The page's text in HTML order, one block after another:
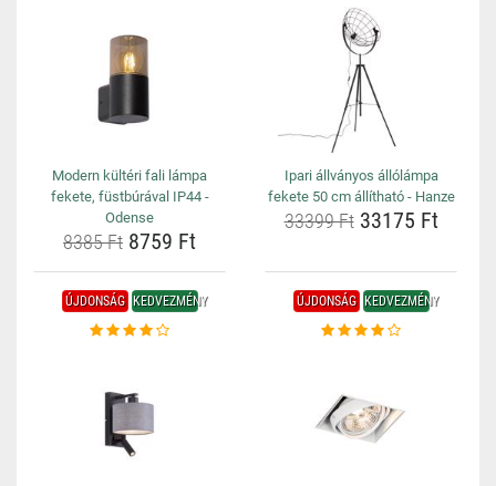
Modern kültéri fali lámpa
fekete, füstbúrával IP44 -
Odense
8385 Ft 8759 Ft
Ipari állványos állólámpa
fekete 50 cm állítható - Hanze
33399 Ft33175 Ft
ÚJDONSÁG KEDVEZMÉNY ÚJDONSÁG KEDVEZMÉNY